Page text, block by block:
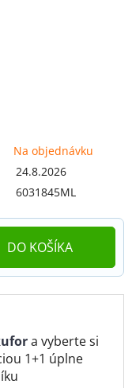
Na objednávku
24.8.2026
6031845ML
DO KOŠÍKA
a vyberte si
1+1 úplne